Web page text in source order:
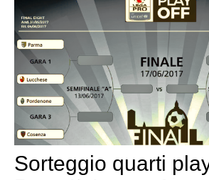
Sorteggio quarti